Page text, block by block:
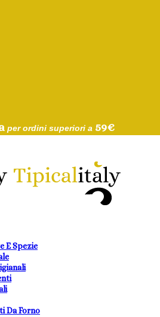
per ordini superiori a 59€
E Spezie
Da Forno